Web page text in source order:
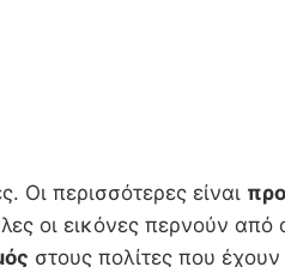
Οι περισσότερες είναι
οι εικόνες περνούν από
στους πολίτες που